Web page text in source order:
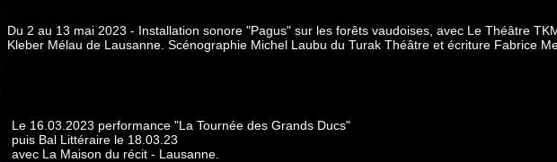
Du 2 au 13 mai 2023 - Installation sonore "Pagus" sur les forêts vaudoises, avec Le Théâtre
Kleber Mélau de Lausanne. Scénographie Michel Laubu du Turak Théâtre et écriture Fabrice
Le 16.03.2023 performance "La Tournée des Grands Ducs"
puis Bal Littéraire le 18.03.23
avec La Maison du récit - Lausanne.